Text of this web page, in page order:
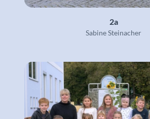
2a
Sabine Steinacher